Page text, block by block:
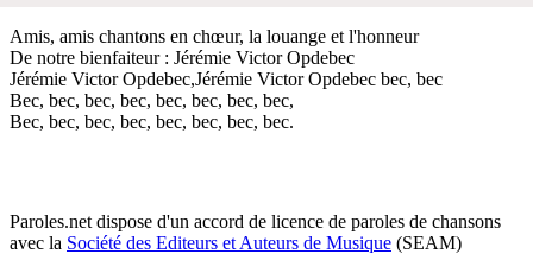
Amis, amis chantons en chœur, la louange et l'honneur
De notre bienfaiteur : Jérémie Victor Opdebec
Jérémie Victor Opdebec,Jérémie Victor Opdebec bec, bec
Bec, bec, bec, bec, bec, bec, bec, bec,
Bec, bec, bec, bec, bec, bec, bec, bec.
Paroles.net dispose d'un accord de licence de paroles de chansons
avec la Société des Editeurs et Auteurs de Musique (SEAM)